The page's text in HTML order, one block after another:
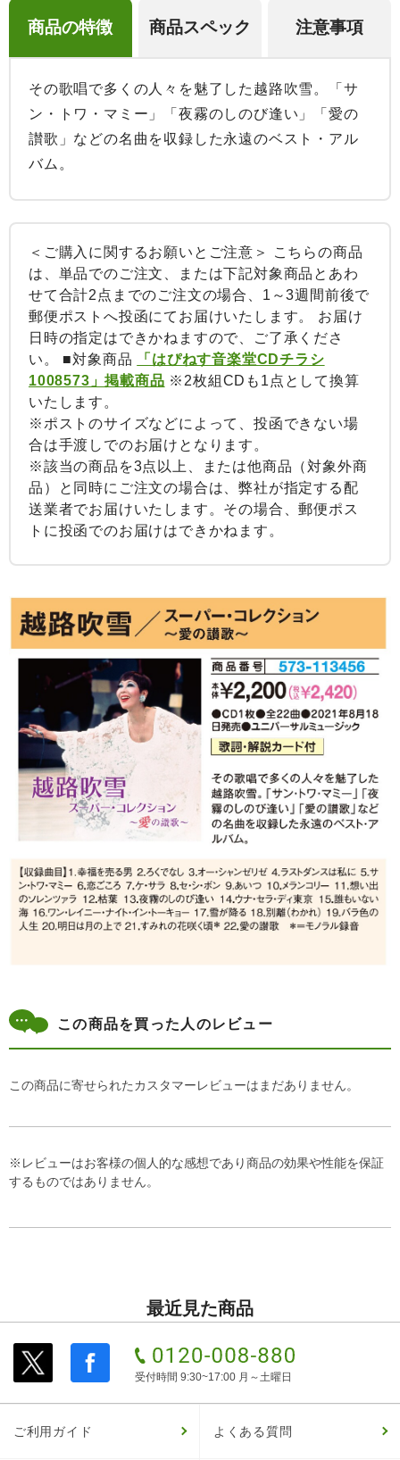
商品の特徴 商品スペック 注意事項
その歌唱で多くの人々を魅了した越路吹雪。「サ
ン・トワ・マミー」「夜霧のしのび逢い」「愛の
讃歌」などの名曲を収録した永遠のベスト・アル
バム。
＜ご購入に関するお願いとご注意＞ こちらの商品
は、単品でのご注文、または下記対象商品とあわ
せて合計2点までのご注文の場合、1～3週間前後で
郵便ポストへ投函にてお届けいたします。 お届け
日時の指定はできかねますので、ご了承くださ
い。 ■対象商品
「はぴねす音楽堂CDチラシ
1008573」掲載商品 ※2枚組CDも1点として換算
いたします。
※ポストのサイズなどによって、投函できない場
合は手渡しでのお届けとなります。
※該当の商品を3点以上、または他商品（対象外商
品）と同時にご注文の場合は、弊社が指定する配
送業者でお届けいたします。その場合、郵便ポス
トに投函でのお届けはできかねます。
この商品を買った人のレビュー
この商品に寄せられたカスタマーレビューはまだありません。
※レビューはお客様の個人的な感想であり商品の効果や性能を保証
するものではありません。
最近見た商品
受付時間 9:30~17:00 月～土曜日
ご利用ガイド よくある質問